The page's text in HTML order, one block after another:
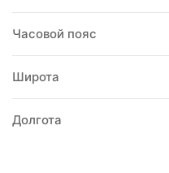
Часовой пояс
Широта
Долгота